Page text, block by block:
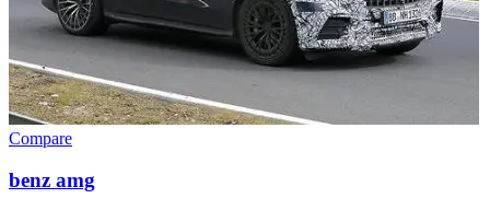
Compare
benz amg